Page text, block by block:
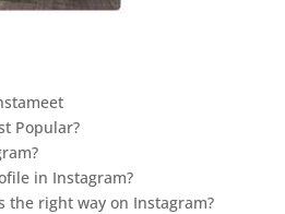
Popular?
in Instagram?
the right way on Instagram?